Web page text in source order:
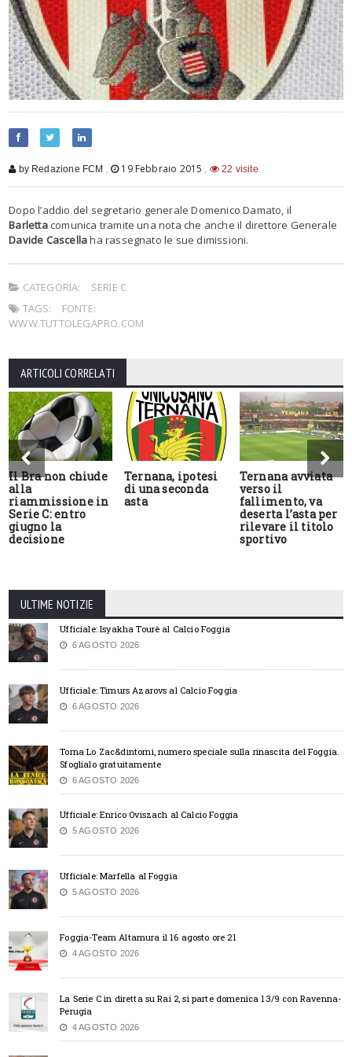
by Redazione FCM , 19 Febbraio 2015 , 22 visite
Dopo l’addio del segretario generale Domenico Damato, il
Barletta comunica tramite una nota che anche il direttore Generale
Davide Cascellaha rassegnato le sue dimissioni.
CATEGORIA:
SERIE C
TAGS:
FONTE:
WWW.TUTTOLEGAPRO.COM
ARTICOLI CORRELATI
Il Bra non chiude
alla
riammissione in
Serie C: entro
giugno la
decisione
Ternana, ipotesi
di una seconda
asta
Ternana avviata
verso il
fallimento, va
deserta l’asta per
rilevare il titolo
sportivo
ULTIME NOTIZIE
Ufficiale: Isyakha Tourè al Calcio Foggia
6 AGOSTO 2026
Ufficiale: Timurs Azarovs al Calcio Foggia
6 AGOSTO 2026
Torna Lo Zac&dintorni, numero speciale sulla rinascita del Foggia.
Sfoglialo gratuitamente
6 AGOSTO 2026
Ufficiale: Enrico Oviszach al Calcio Foggia
5 AGOSTO 2026
Ufficiale: Marfella al Foggia
5 AGOSTO 2026
Foggia-Team Altamura il 16 agosto ore 21
4 AGOSTO 2026
La Serie C in diretta su Rai 2, si parte domenica 13/9 con Ravenna-
Perugia
4 AGOSTO 2026